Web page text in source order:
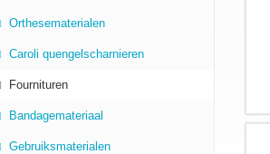
Orthesematerialen
Caroli quengelscharnieren
Fournituren
Bandagemateriaal
Gebruiksmaterialen